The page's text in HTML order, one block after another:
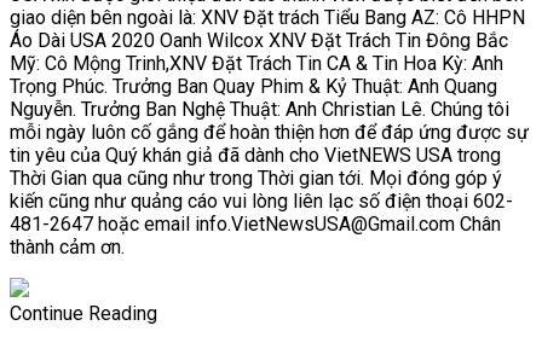
giao diện bên ngoài là: XNV Đặt trách Tiểu Bang AZ: Cô HHPN
Áo Dài USA 2020 Oanh Wilcox XNV Đặt Trách Tin Đông Bắc
Mỹ: Cô Mộng Trinh,XNV Đặt Trách Tin CA & Tin Hoa Kỳ: Anh
Trọng Phúc. Trưởng Ban Quay Phim & Kỷ Thuật: Anh Quang
Nguyễn. Trưởng Ban Nghệ Thuật: Anh Christian Lê. Chúng tôi
mỗi ngày luôn cố gắng để hoàn thiện hơn để đáp ứng được sự
tin yêu của Quý khán giả đã dành cho VietNEWS USA trong
Thời Gian qua cũng như trong Thời gian tới. Mọi đóng góp ý
kiến cũng như quảng cáo vui lòng liên lạc số điện thoại 602-
481-2647 hoặc email info.VietNewsUSA@Gmail.com Chân
thành cảm ơn.
Continue Reading